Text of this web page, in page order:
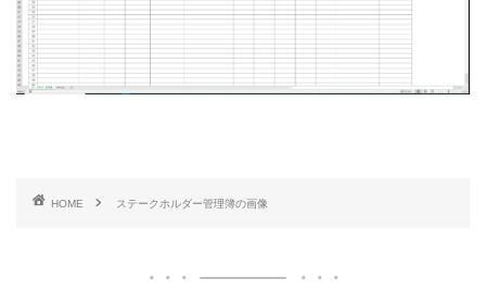
HOME ステークホルダー管理簿の画像